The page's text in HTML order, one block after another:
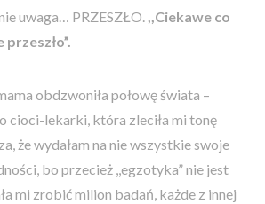
uwaga… PRZESZŁO. ,,Ciekawe co
obdzwoniła połowę świata –
cioci-lekarki, która zleciła mi tonę
że wydałam na nie wszystkie swoje
bo przecież ,,egzotyka” nie jest
mi zrobić milion badań, każde z innej